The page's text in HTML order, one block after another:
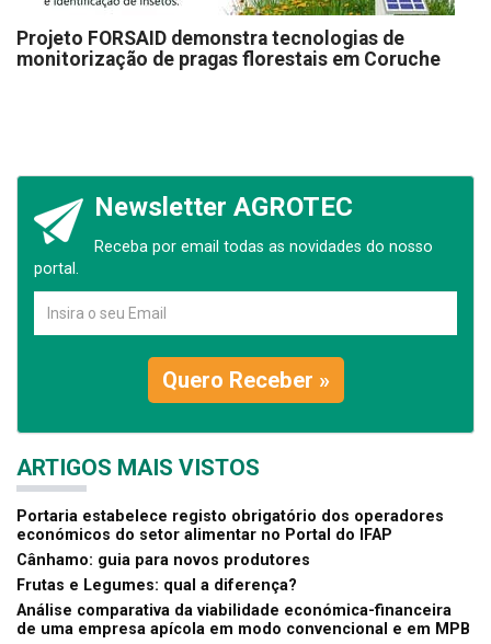
Projeto FORSAID demonstra tecnologias de
monitorização de pragas florestais em Coruche
Newsletter AGROTEC
Receba por email todas as novidades do nosso
portal.
Quero Receber »
ARTIGOS MAIS VISTOS
Portaria estabelece registo obrigatório dos operadores
económicos do setor alimentar no Portal do IFAP
Cânhamo: guia para novos produtores
Frutas e Legumes: qual a diferença?
Análise comparativa da viabilidade económica-financeira
de uma empresa apícola em modo convencional e em MPB